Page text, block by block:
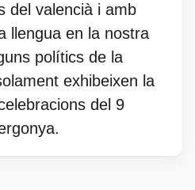
del valencià i amb
llengua en la nostra
polítics de la
exhibeixen la
del 9